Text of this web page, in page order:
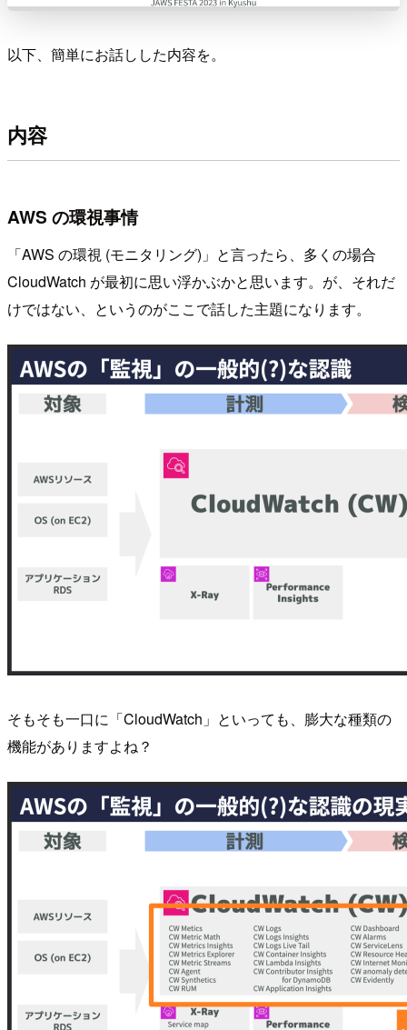
以下、簡単にお話しした内容を。
内容
AWS の環視事情
「AWS の環視 (モニタリング)」と言ったら、多くの場合
CloudWatch が最初に思い浮かぶかと思います。が、それだ
けではない、というのがここで話した主題になります。
そもそも一口に「CloudWatch」といっても、膨大な種類の
機能がありますよね？